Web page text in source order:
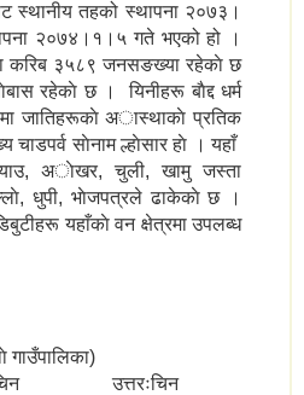
स्थानीय तहको स्थापना २०७३।
२०७४।१।५ गते भएको हो ।
करिब ३५८९ जनसङख्या रहेकाे छ
रहेकाे छ । यिनीहरू बाैद्द धर्म
जातिहरूकाे अास्थाकाे प्रतिक
चाडपर्व साेनाम ल्हाेसार हाे । यहाँ
अाेखर, चुली, खामु जस्ता
धुपी, भाेजपत्रले ढाकेकाे छ ।
यहाँकाे वन क्षेत्रमा उपलब्ध
गाउँपालिका)
चिन उत्तरःचिन